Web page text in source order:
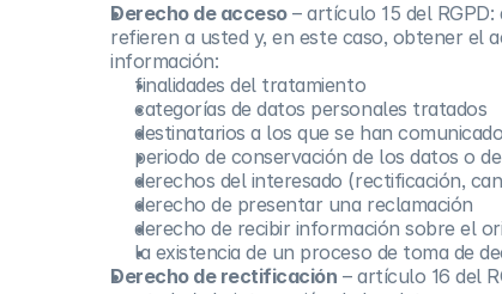
Derecho de acceso– artículo 15 del
refieren a usted y, en este caso, obtener el
información:
finalidades del tratamiento
categorías de datos personales tratados
destinatarios a los que se han
periodo de conservación de los datos o
derechos del interesado (rectificación,
derecho de presentar una reclamación
derecho de recibir información sobre el
la existencia de un proceso de toma de
Derecho de rectificación – artículo 16 del